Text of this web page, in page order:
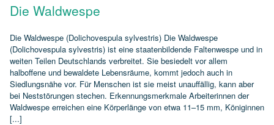
Die Waldwespe
Die Waldwespe (Dolichovespula sylvestris) Die Waldwespe
(Dolichovespula sylvestris) ist eine staatenbildende Faltenwespe und in
weiten Teilen Deutschlands verbreitet. Sie besiedelt vor allem
halboffene und bewaldete Lebensräume, kommt jedoch auch in
Siedlungsnähe vor. Für Menschen ist sie meist unauffällig, kann aber
bei Neststörungen stechen. Erkennungsmerkmale Arbeiterinnen der
Waldwespe erreichen eine Körperlänge von etwa 11–15 mm, Königinnen
[...]